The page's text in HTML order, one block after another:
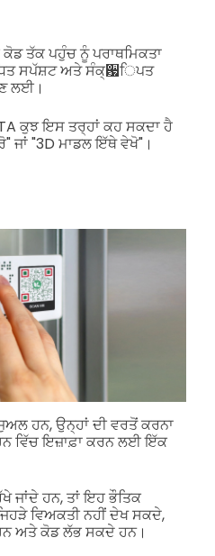
ਤੱਕ ਪਹੁੰਚ ਨੂੰ ਪਰਾਥਮਿਕਤਾ
ਸਪੱਸ਼ਟ ਅਤੇ ਸੰਕ੍਷ਿਪਤ
ਲਈ।
ਕੁਝ ਇਸ ਤਰ੍ਹਾਂ ਕਹ ਸਕਦਾ ਹੈ
"3D ਮਾਡਲ ਇੱਥੇ ਵੇਖੋ"।
ਹਨ, ਉਨ੍ਹਾਂ ਦੀ ਵਰਤੋਂ ਕਰਨਾ
ਵਿੱਚ ਇਜ਼ਾਫ਼ਾ ਕਰਨ ਲਈ ਇੱਕ
ਜਾਂਦੇ ਹਨ, ਤਾਂ ਇਹ ਭੌਤਿਕ
ਵਿਅਕਤੀ ਨਹੀਂ ਦੇਖ ਸਕਦੇ,
ਅਤੇ ਕੋਡ ਲੱਭ ਸਕਦੇ ਹਨ।